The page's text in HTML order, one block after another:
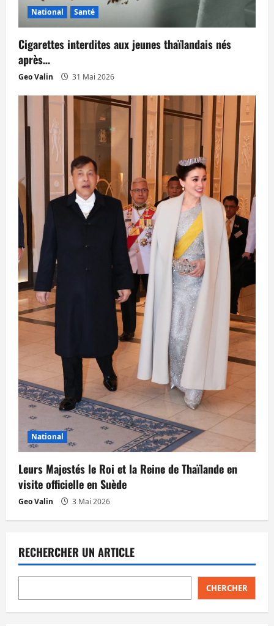
National Santé
Cigarettes interdites aux jeunes thaïlandais nés
après…
Geo Valin 31 Mai 2026
National
Leurs Majestés le Roi et la Reine de Thaïlande en
visite officielle en Suède
Geo Valin 3 Mai 2026
RECHERCHER UN ARTICLE
CHERCHER